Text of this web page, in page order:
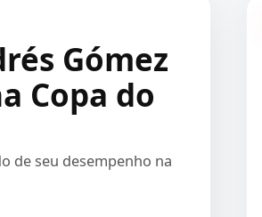
Gómez
Copa do
de seu desempenho na